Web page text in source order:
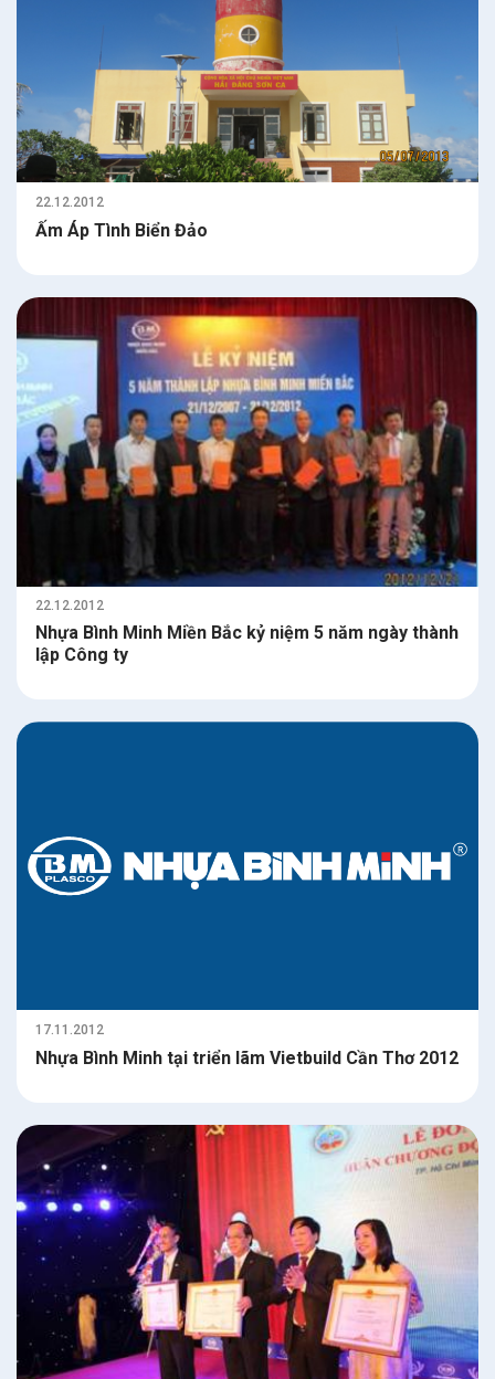
22.12.2012
Ấm Áp Tình Biển Đảo
22.12.2012
Nhựa Bình Minh Miền Bắc kỷ niệm 5 năm ngày thành
lập Công ty
17.11.2012
Nhựa Bình Minh tại triển lãm Vietbuild Cần Thơ 2012